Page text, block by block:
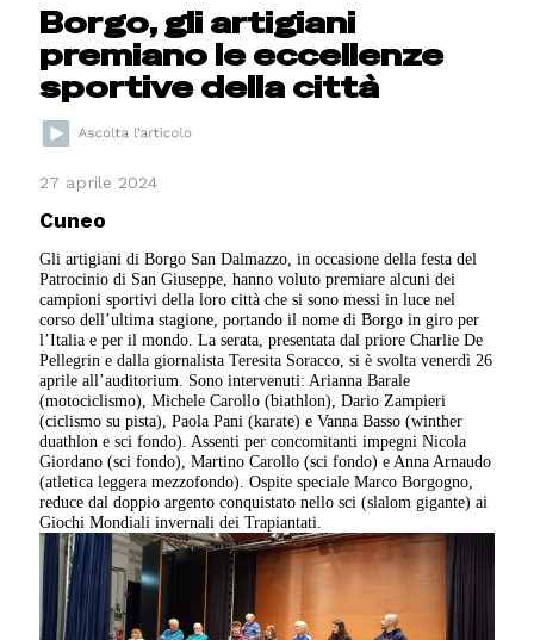
Borgo, gli artigiani
premiano le eccellenze
sportive della città
27 aprile 2024
Cuneo
Gli artigiani di Borgo San Dalmazzo, in occasione della festa del
Patrocinio di San Giuseppe, hanno voluto premiare alcuni dei
campioni sportivi della loro città che si sono messi in luce nel
corso dell’ultima stagione, portando il nome di Borgo in giro per
l’Italia e per il mondo. La serata, presentata dal priore Charlie De
Pellegrin e dalla giornalista Teresita Soracco, si è svolta venerdì 26
aprile all’auditorium. Sono intervenuti: Arianna Barale
(motociclismo), Michele Carollo (biathlon), Dario Zampieri
(ciclismo su pista), Paola Pani (karate) e Vanna Basso (winther
duathlon e sci fondo). Assenti per concomitanti impegni Nicola
Giordano (sci fondo), Martino Carollo (sci fondo) e Anna Arnaudo
(atletica leggera mezzofondo). Ospite speciale Marco Borgogno,
reduce dal doppio argento conquistato nello sci (slalom gigante) ai
Giochi Mondiali invernali dei Trapiantati.